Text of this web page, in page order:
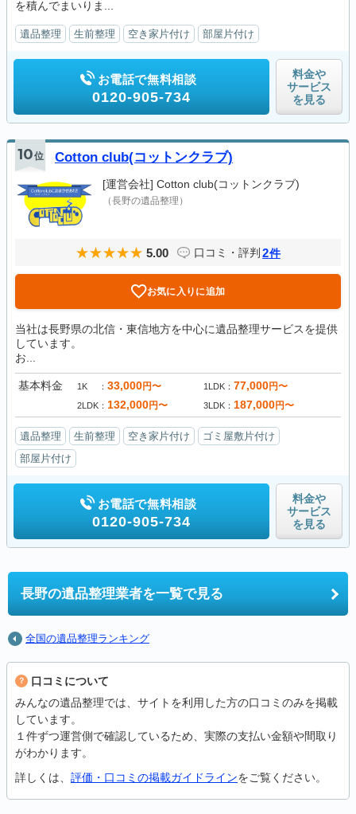
を積んでまいりま...
遺品整理 生前整理 空き家片付け 部屋片付け
お電話で無料相談
0120-905-734
料金や
サービス
を見る
10位 Cotton club(コットンクラブ)
[運営会社] Cotton club(コットンクラブ)
（長野の遺品整理）
5.00 口コミ・評判 2件
お気に入りに追加
当社は長野県の北信・東信地方を中心に遺品整理サービスを提供
しています。
お...
基本料金 1K 33,000円〜 1LDK 77,000円〜
2LDK 132,000円〜 3LDK 187,000円〜
遺品整理 生前整理 空き家片付け
ゴミ屋敷片付け
部屋片付け
お電話で無料相談
0120-905-734
料金や
サービス
を見る
長野の遺品整理業者を一覧で見る
全国の遺品整理ランキング
口コミについて
みんなの遺品整理では、サイトを利用した方の口コミのみを掲載
しています。
１件ずつ運営側で確認しているため、実際の支払い金額や間取り
がわかります。
詳しくは、 評価・口コミの掲載ガイドラインをご覧ください。